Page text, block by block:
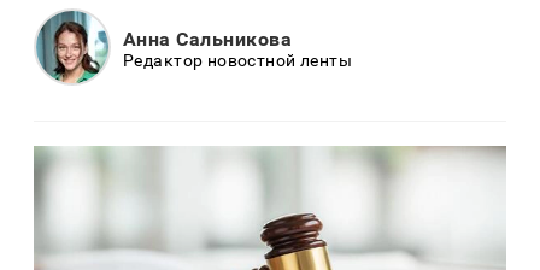
Анна Сальникова
Редактор новостной ленты